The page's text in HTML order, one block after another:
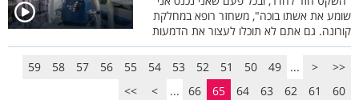
שומע את אשתו בוכה", משחזר רופא במחלקת
קורונה. גם אתם לא תוכלו לעצור את הדמעות
<<
<
...
49
50
51
52
53
54
55
56
57
58
59
60
61
62
63
64
65
66
...
>
>>